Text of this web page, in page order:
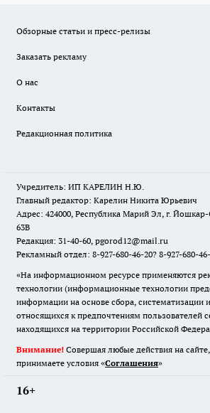
Обзорные статьи и пресс-релизы
Заказать рекламу
О нас
Контакты
Редакционная политика
Учредитель: ИП КАРЕЛИН Н.Ю.
Главный редактор: Карелин Никита Юрьевич
Адрес: 424000, Республика Марий Эл, г.
63В
Редакция: 31-40-60, pgorod12@mail.ru
Рекламный отдел: 8-927-680-46-20? 8-927-680-
«На информационном ресурсе применяются
технологии (информационные технологии
информации на основе сбора, систематизации
относящихся к предпочтениям пользователей
находящихся на территории Российской
Внимание! Совершая любые действия на
принимаете условия «Cоглашения»
16+